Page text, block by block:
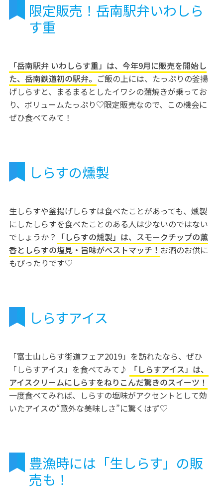
限定販売！岳南駅弁いわしら
す重
「岳南駅弁 いわしらす重」は、今年9月に販売を開始し
た、岳南鉄道初の駅弁。 ご飯の上には、たっぷりの釜揚
げしらすと、まるまるとしたイワシの蒲焼きが乗ってお
り、ボリュームたっぷり♡限定販売なので、この機会に
ぜひ食べてみて！
しらすの燻製
生しらすや釜揚げしらすは食べたことがあっても、燻製
にしたしらすを食べたことのある人は少ないのではない
でしょうか？ 「しらすの燻製」は、スモークチップの薫
香としらすの塩見・旨味がベストマッチ！ お酒のお供に
もぴったりです♡
しらすアイス
「富士山しらす街道フェア2019」を訪れたなら、ぜひ
「しらすアイス」を食べてみて♪
「しらすアイス」は、
アイスクリームにしらすをねりこんだ驚きのスイーツ！
一度食べてみれば、しらすの塩味がアクセントとして効
いたアイスの“意外な美味しさ”に驚くはず♡
豊漁時には「生しらす」の販
売も！